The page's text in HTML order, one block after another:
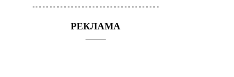
РЕКЛАМА